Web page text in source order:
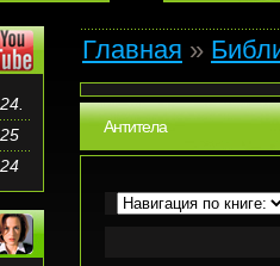
Главная »
Антитела